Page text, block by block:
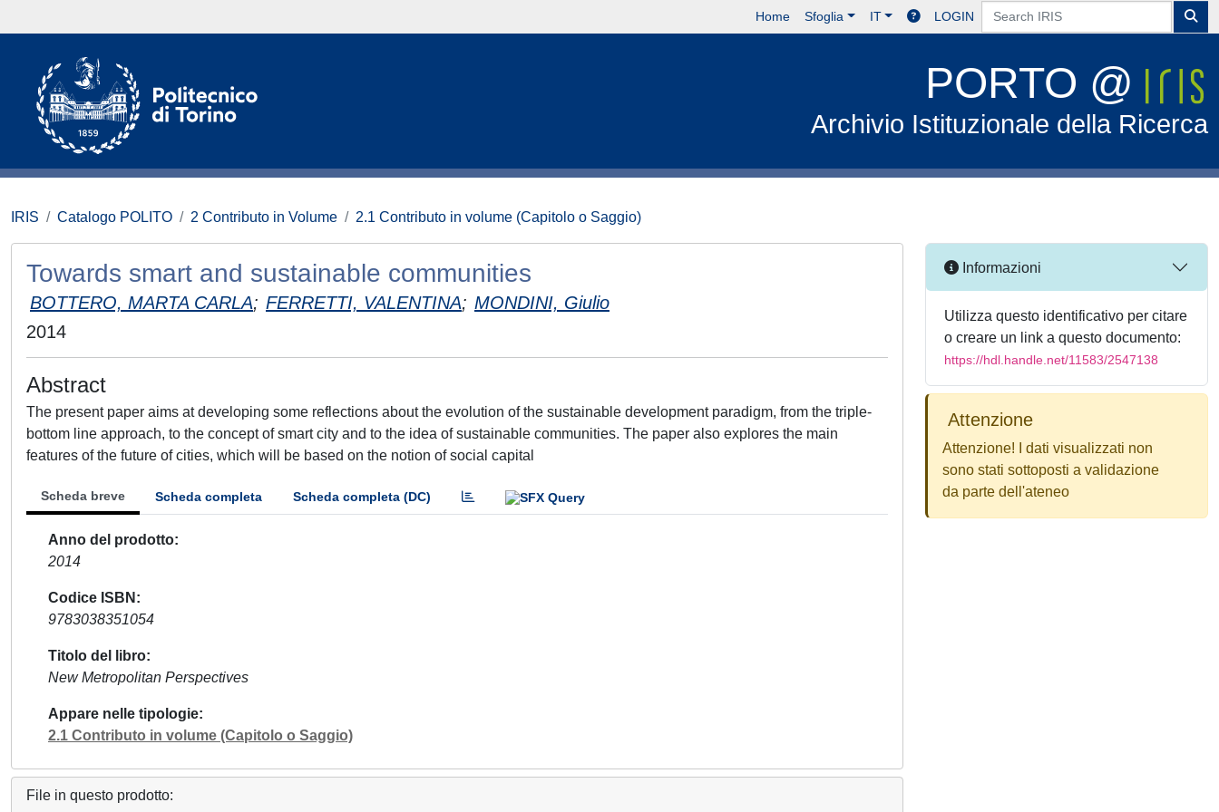
Home Sfoglia IT LOGIN
PORTO @
Archivio Istituzionale della Ricerca
IRIS Catalogo POLITO 2 Contributo in Volume 2.1 Contributo in volume (Capitolo o Saggio)
Towards smart and sustainable communities
BOTTERO, MARTA CARLA; FERRETTI, VALENTINA; MONDINI, Giulio
2014
Abstract
The present paper aims at developing some reflections about the evolution of the sustainable development paradigm, from the triple-
bottom line approach, to the concept of smart city and to the idea of sustainable communities. The paper also explores the main
features of the future of cities, which will be based on the notion of social capital
Scheda breve Scheda completa Scheda completa (DC)
Anno del prodotto
2014
Codice ISBN
9783038351054
Titolo del libro
New Metropolitan Perspectives
Appare nelle tipologie
2.1 Contributo in volume (Capitolo o Saggio)
File in questo prodotto:
Informazioni
Utilizza questo identificativo per citare
o creare un link a questo documento:
https://hdl.handle.net/11583/2547138
Attenzione
Attenzione! I dati visualizzati non
sono stati sottoposti a validazione
da parte dell'ateneo